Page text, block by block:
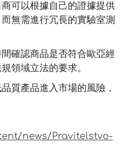
可以根據自己的證據提供
無需進行冗長的實驗室測
確認商品是否符合歐亞經
領域立法的要求。
質產品進入市場的風險，
news/Pravitelstvo-